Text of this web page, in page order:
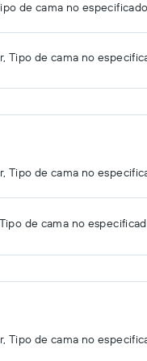
de cama no
Tipo de cama no
Tipo de cama no
de cama no
Tipo de cama no